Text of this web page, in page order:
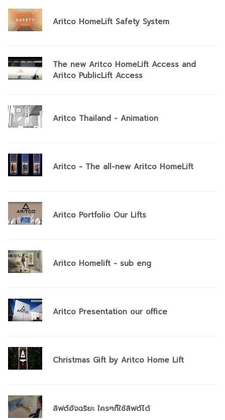
Aritco HomeLift Safety System
The new Aritco HomeLift Access and
Aritco PublicLift Access
Aritco Thailand - Animation
Aritco - The all-new Aritco HomeLift
Aritco Portfolio Our Lifts
Aritco Homelift - sub eng
Aritco Presentation our office
Christmas Gift by Aritco Home Lift
ลิฟต์อัจฉริยะ ใครๆก็ใช้ลิฟต์ได้